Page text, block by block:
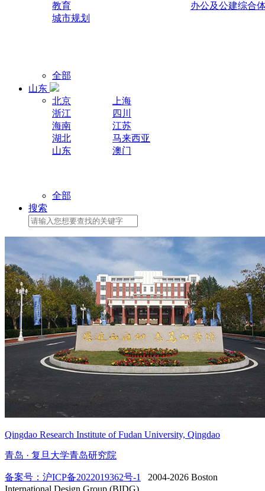
教育
办公及公建综合
城市规划
全部
山东
北京
上海
浙江
四川
海南
江苏
湖北
马来西亚
山东
澳门
全部
搜索
Qingdao Research Institute of Fudan University, Qingdao
青岛 · 复旦大学青岛研究院
备案号：沪ICP备2022019362号-1
2004-2026 Boston
International Design Group (BIDG).